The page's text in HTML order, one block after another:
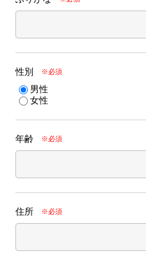
性別 ※必須
男性
女性
年齢 ※必須
住所 ※必須